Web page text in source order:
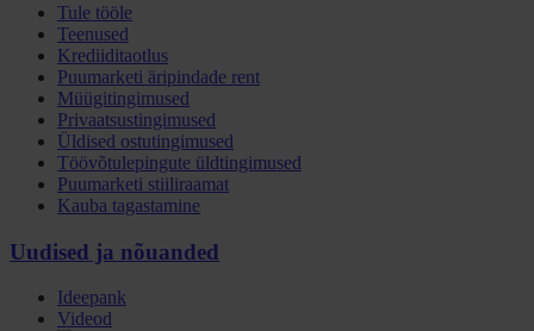
Tule tööle
Teenused
Krediiditaotlus
Puumarketi äripindade rent
Müügitingimused
Privaatsustingimused
Üldised ostutingimused
Töövõtulepingute üldtingimused
Puumarketi stiiliraamat
Kauba tagastamine
Uudised ja nõuanded
Ideepank
Videod